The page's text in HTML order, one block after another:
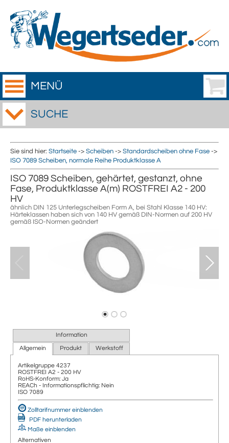
MENÜ
SUCHE
Sie sind hier: Startseite -> Scheiben -> Standardscheiben ohne Fase ->
ISO 7089 Scheiben, normale Reihe Produktklasse A
ISO 7089 Scheiben, gehärtet, gestanzt, ohne
Fase, Produktklasse A(m) ROSTFREI A2 - 200
HV
ähnlich DIN 125 Unterlegscheiben Form A, bei Stahl Klasse 140 HV:
Härteklassen haben sich von 140 HV gemäß DIN-Normen auf 200 HV
gemäß ISO-Normen geändert
Information
Allgemein
Produkt Werkstoff
Artikelgruppe 4237
ROSTFREI A2 - 200 HV
RoHS-Konform: Ja
REACh - Informationspflichtig: Nein
ISO 7089
Zolltarifnummer einblenden
PDF herunterladen
Maße einblenden
Alternativen